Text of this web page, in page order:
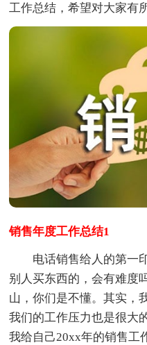
工作总结，希望对大家有
销售年度工作总结1
电话销售给人的第一印
别人买东西的，会有难度
山，你们是不懂。其实，
我们的工作压力也是很大
我给自己20xx年的销售工